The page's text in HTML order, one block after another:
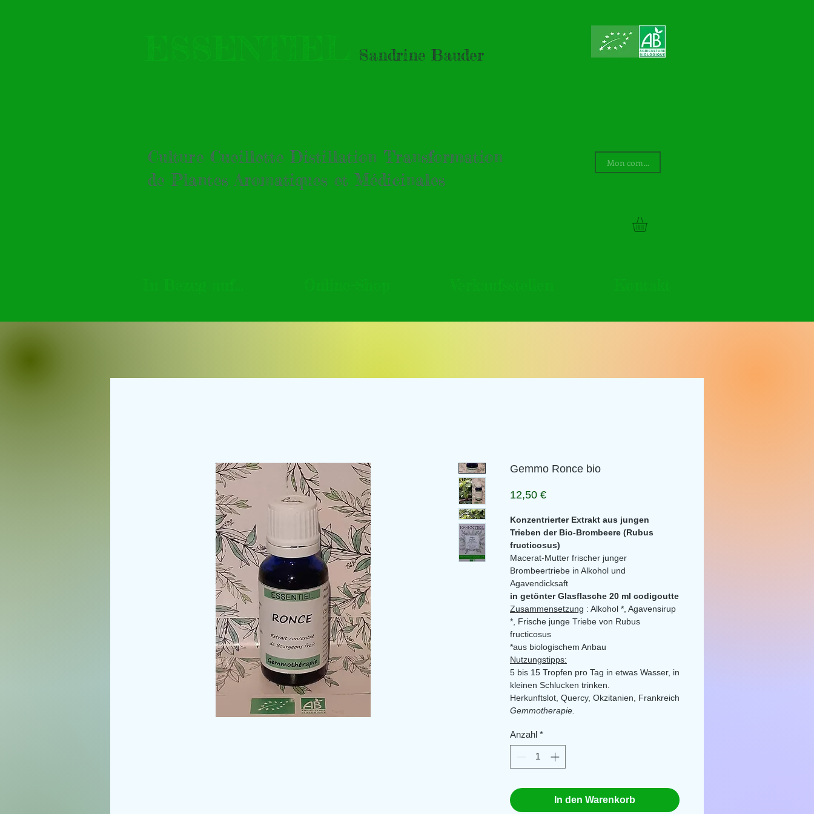
Sandrine Bauder
Culture Cueillette Distillation Transformation
de Plantes Aromatiques et Médicinales
Mon compte
Gemmo Ronce bio
12,50 €Preis
Konzentrierter Extrakt aus jungen
Trieben der Bio-Brombeere (Rubus
fructicosus)
Macerat-Mutter frischer junger
Brombeertriebe in Alkohol und
Agavendicksaft
in getönter Glasflasche 20 ml codigoutte
Zusammensetzung : Alkohol *, Agavensirup
*, Frische junge Triebe von Rubus
fructicosus
*aus biologischem Anbau
Nutzungstipps:
5 bis 15 Tropfen pro Tag in etwas Wasser, in
kleinen Schlucken trinken.
Herkunftslot, Quercy, Okzitanien, Frankreich
Gemmotherapie.
abwechslungsreichen und ausgewogenen
Ernährung und einer gesunden
Lebensweise. Außerhalb der Reichweite
gesundheitlichen Problemen wenden Sie
sich bitte an Ihren Arzt.. Außerhalb der
Anzahl *
In den Warenkorb